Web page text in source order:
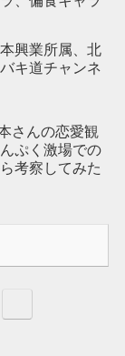
興業所属、北
キ道チャンネ
さんの恋愛観
ぷく激場での
考察してみた